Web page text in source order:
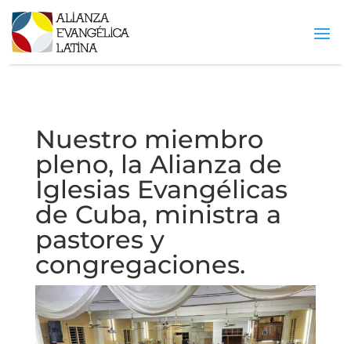
Nuestro miembro
pleno, la Alianza de
Iglesias Evangélicas
de Cuba, ministra a
pastores y
congregaciones.